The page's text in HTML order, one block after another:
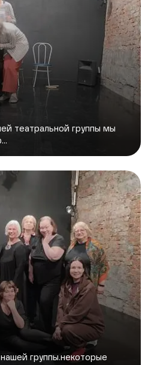
театральной группы мы
группы.некоторые